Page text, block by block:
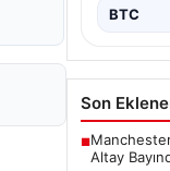
BTC
Son
■
Altay